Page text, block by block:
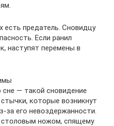
есть предатель. Сновидцу
Если ранил
наступят перемены в
сне — такой сновидение
которые возникнут
за его невоздержанности.
столовым ножом, спящему